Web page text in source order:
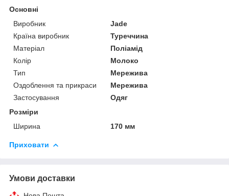
Основні
Виробник
Jade
Країна виробник
Туреччина
Матеріал
Поліамід
Колір
Молоко
Тип
Мережива
Оздоблення та прикраси
Мережива
Застосування
Одяг
Розміри
Ширина
170 мм
Приховати
Умови доставки